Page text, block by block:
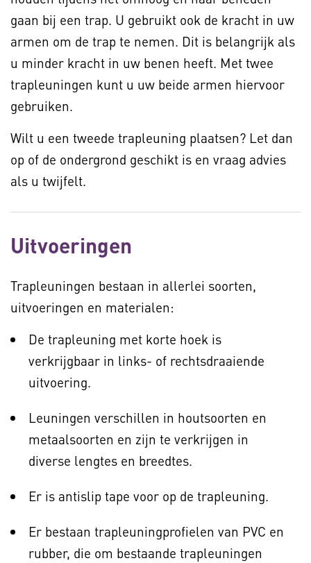
gaan bij een trap. U gebruikt ook de kracht in uw
armen om de trap te nemen. Dit is belangrijk als
u minder kracht in uw benen heeft. Met twee
trapleuningen kunt u uw beide armen hiervoor
gebruiken.
Wilt u een tweede trapleuning plaatsen? Let dan
op of de ondergrond geschikt is en vraag advies
als u twijfelt.
Uitvoeringen
Trapleuningen bestaan in allerlei soorten,
uitvoeringen en materialen:
De trapleuning met korte hoek is
verkrijgbaar in links- of rechtsdraaiende
uitvoering.
Leuningen verschillen in houtsoorten en
metaalsoorten en zijn te verkrijgen in
diverse lengtes en breedtes.
Er is antislip tape voor op de trapleuning.
Er bestaan trapleuningprofielen van PVC en
rubber, die om bestaande trapleuningen